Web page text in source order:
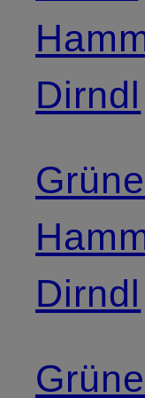
Dirndl
Grüne
Dirndl
Grüne